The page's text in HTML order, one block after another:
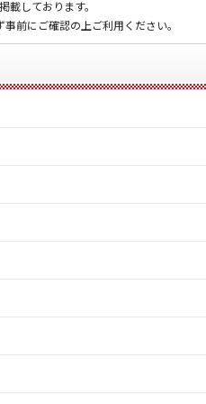
しております。
前にご確認の上ご利用ください。